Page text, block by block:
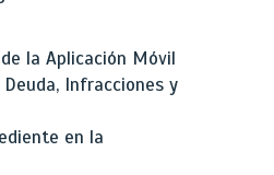
la Aplicación Móvil
Infracciones y
en la